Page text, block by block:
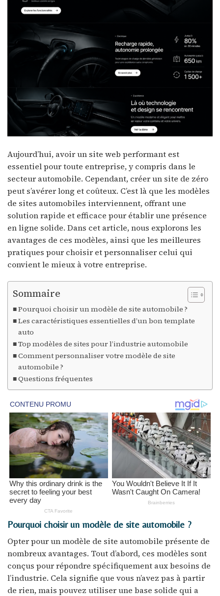
Aujourd’hui, avoir un site web performant est
essentiel pour toute entreprise, y compris dans le
secteur automobile. Cependant, créer un site de zéro
peut s’avérer long et coûteux. C’est là que les modèles
de sites automobiles interviennent, offrant une
solution rapide et efficace pour établir une présence
en ligne solide. Dans cet article, nous explorons les
avantages de ces modèles, ainsi que les meilleures
pratiques pour choisir et personnaliser celui qui
convient le mieux à votre entreprise.
Sommaire
Pourquoi choisir un modèle de site automobile ?
Les caractéristiques essentielles d’un bon template
auto
Top modèles de sites pour l’industrie automobile
Comment personnaliser votre modèle de site
automobile ?
Questions fréquentes
Pourquoi choisir un modèle de site automobile ?
Opter pour un modèle de site automobile présente de
nombreux avantages. Tout d’abord, ces modèles sont
conçus pour répondre spécifiquement aux besoins de
l’industrie. Cela signifie que vous n’avez pas à partir
de rien, mais pouvez utiliser une base solide qui a